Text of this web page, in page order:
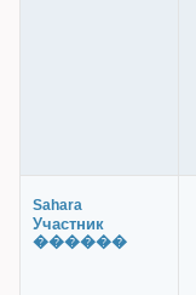
Sahara
Участник
������